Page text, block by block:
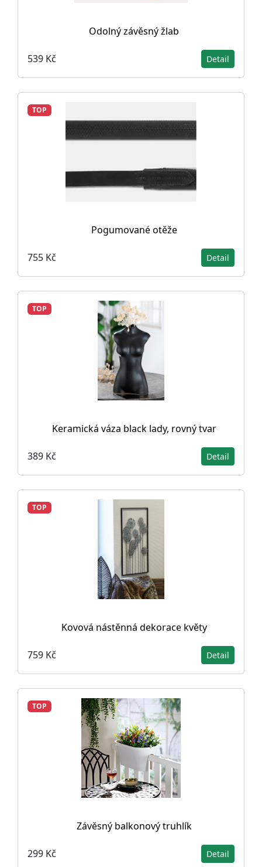
Odolný závěsný žlab
539 Kč Detail
TOP
Pogumované otěže
755 Kč Detail
TOP
Keramická váza black lady, rovný tvar
389 Kč Detail
TOP
Kovová nástěnná dekorace květy
759 Kč Detail
TOP
Závěsný balkonový truhlík
299 Kč Detail